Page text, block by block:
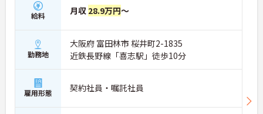
給料 月収 28.9万円～
勤務地
大阪府 富田林市 桜井町2-1835
近鉄長野線「喜志駅」徒歩10分
雇用形態 契約社員・嘱託社員